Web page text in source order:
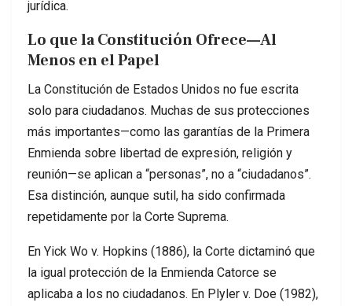
jurídica.
Lo que la Constitución Ofrece—Al
Menos en el Papel
La Constitución de Estados Unidos no fue escrita
solo para ciudadanos. Muchas de sus protecciones
más importantes—como las garantías de la Primera
Enmienda sobre libertad de expresión, religión y
reunión—se aplican a “personas”, no a “ciudadanos”.
Esa distinción, aunque sutil, ha sido confirmada
repetidamente por la Corte Suprema.
En Yick Wo v. Hopkins (1886), la Corte dictaminó que
la igual protección de la Enmienda Catorce se
aplicaba a los no ciudadanos. En Plyler v. Doe (1982),